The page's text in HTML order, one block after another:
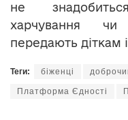
не
харчування чи
передають діткам
Теги: біженці
Платформа Єдності